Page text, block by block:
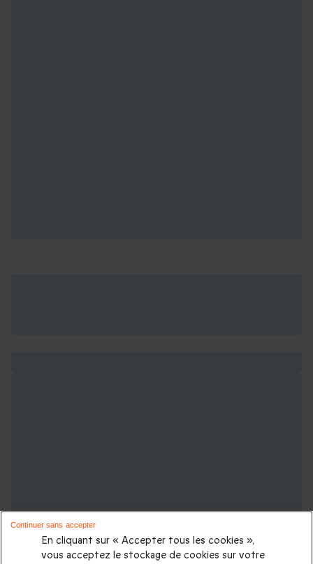
En cliquant sur « Accepter tous les cookies »,
vous acceptez le stockage de cookies sur votre
Continuer sans accepter